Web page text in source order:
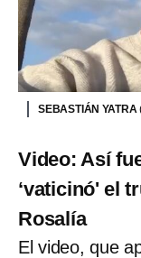
SEBASTIÁN YATRA
Video: Así
‘vaticinó' el
Rosalía
El video, que